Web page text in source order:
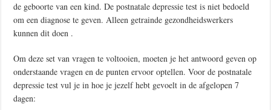
de geboorte van een kind. De postnatale depressie test is niet bedoeld
om een diagnose te geven. Alleen getrainde gezondheidswerkers
kunnen dit doen .
Om deze set van vragen te voltooien, moeten je het antwoord geven op
onderstaande vragen en de punten ervoor optellen. Voor de postnatale
depressie test vul je in hoe je jezelf hebt gevoelt in de afgelopen 7
dagen: